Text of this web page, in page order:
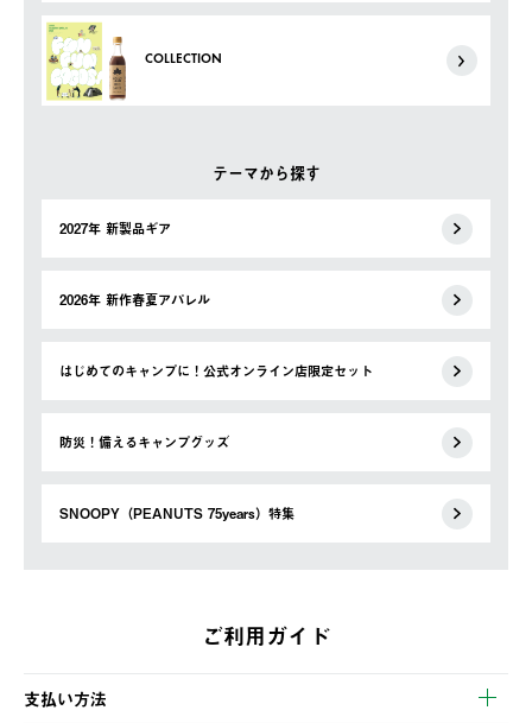
COLLECTION
テーマから探す
2027年 新製品ギア
2026年 新作春夏アパレル
はじめてのキャンプに！公式オンライン店限定セット
防災！備えるキャンプグッズ
SNOOPY（PEANUTS 75years）特集
ご利用ガイド
支払い方法